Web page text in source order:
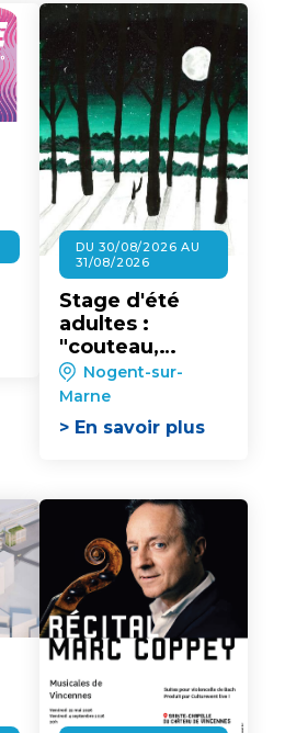
DU 30/08/2026 AU
31/08/2026
Stage d'été
adultes :
"couteau,
raclette,
spatule" au
Musée
Intercommunal
Nogent-sur-
Marne
> En savoir plus